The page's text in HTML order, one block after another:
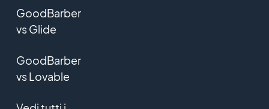
GoodBarber
vs Glide
GoodBarber
vs Lovable